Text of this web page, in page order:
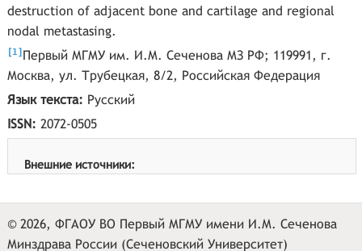
destruction of adjacent bone and cartilage and regional
nodal metastasing.
[1]Первый МГМУ им. И.М. Сеченова МЗ РФ; 119991, г.
Москва, ул. Трубецкая, 8/2, Российская Федерация
Язык текста: Русский
ISSN: 2072-0505
Внешние источники:
© 2026, ФГАОУ ВО Первый МГМУ имени И.М. Сеченова
Минздрава России (Сеченовский Университет)